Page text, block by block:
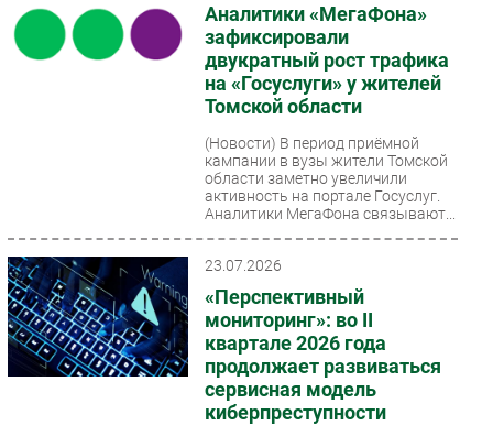
Регулирование
Финансы
Здоровье
РАЗДЕЛЫ
Новости
Аналитика
Аналитики «МегаФона»
зафиксировали
двукратный рост трафика
на «Госуслуги» у жителей
Томской области
(Новости) В период приёмной
кампании в вузы жители Томской
области заметно увеличили
активность на портале Госуслуг.
Аналитики МегаФона связывают...
23.07.2026
«Перспективный
мониторинг»: во II
квартале 2026 года
продолжает развиваться
сервисная модель
киберпреступности